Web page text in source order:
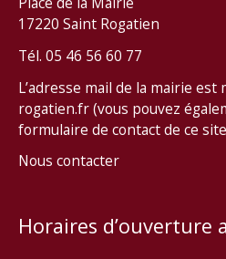
17220 Saint Rogatien
Tél. 05 46 56 60 77
L’adresse mail de la mairie est
rogatien.fr (vous pouvez
formulaire de contact de ce
Nous contacter
Horaires d’ouverture